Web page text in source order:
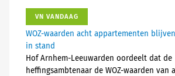
VN VANDAAG
WOZ-waarden acht appartementen
in stand
Hof Arnhem-Leeuwarden oordeelt dat de
heffingsambtenaar de WOZ-waarden van